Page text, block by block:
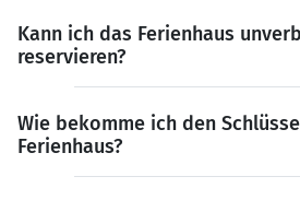
Kann ich das Ferienhaus
reservieren?
Wie bekomme ich den
Ferienhaus?